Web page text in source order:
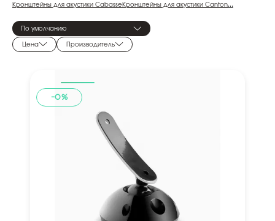
Кронштейны для акустики Cabasse Кронштейны для акустики Canton...
Кронштейны для акустики ElipsonКронштейны для акустики Focal
Кронштейны для акустики Gallo Acoustics Кронштейны для акустики Kanto Audio
Кронштейны для акустики KEF Кронштейны для акустики Klipsch
Кронштейны для акустики TruAudio
Цена Производитель
По умолчанию
-0%